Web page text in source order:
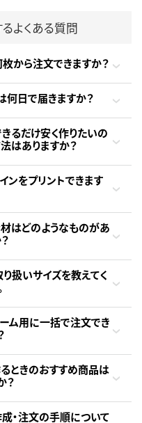
よくある質問
から注文できますか？
何日で届きますか？
るだけ安く作りたいの
はありますか？
ンをプリントできます
はどのようなものがあ
扱いサイズを教えてく
ム用に一括で注文でき
ときのおすすめ商品は
？
・注文の手順について